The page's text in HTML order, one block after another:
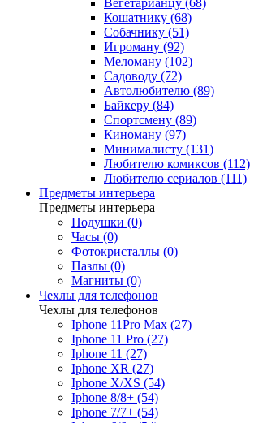
Вегетарианцу (68)
Кошатнику (68)
Собачнику (51)
Игроману (92)
Меломану (102)
Садоводу (72)
Автолюбителю (89)
Байкеру (84)
Спортсмену (89)
Киноману (97)
Минималисту (131)
Любителю комиксов (112)
Любителю сериалов (111)
Предметы интерьера
Предметы интерьера
Подушки (0)
Часы (0)
Фотокристаллы (0)
Пазлы (0)
Магниты (0)
Чехлы для телефонов
Чехлы для телефонов
Iphone 11Pro Max (27)
Iphone 11 Pro (27)
Iphone 11 (27)
Iphone XR (27)
Iphone X/XS (54)
Iphone 8/8+ (54)
Iphone 7/7+ (54)